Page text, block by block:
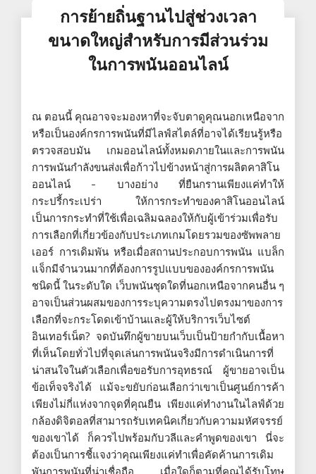
การย้ายถิ่นฐานไปสู่ช่วงเวลา
ขนาดใหญ่สำหรับการมีส่วนร่วม
ในการพนันออนไลน์
ณ ตอนนี้ คุณอาจจะมองหาที่จะจับตาดูคุณนอกเหนือจาก
หรือเป็นองค์กรการพนันที่มีไลฟ์สไตล์ที่อาจได้เรียนรู้หรือ
ตรวจสอบมัน เกมออนไลน์ทั้งหมดภายในและการพนัน
การพนันกำลังขนส่งเพื่อก้าวไปข้างหน้าสู่การผลิตคาสิโน
ออนไลน์ - บางอย่าง ที่ยืนกรานเพียงแค่ทำให้
กระปรี้กระเปร่า ให้การกระทำของคาสิโนออนไลน์
เป็นการกระทำที่ใช้เพื่อเฉลิมฉลองให้กับผู้เข้าร่วมเพื่อรับ
การเลือกที่เกี่ยวข้องกับประเภทเกมโดยรวมของซัพพลาย
เออร์ การเดิมพัน หรือเมื่อสถานประกอบการพนัน แบล็ก
แจ็กมีจำนวนมากที่ต้องการรูปแบบขององค์กรการพนัน
ชนิดนี้ ในระดับใด เว็บพนันชุดใดที่นอกเหนือจากคนอื่น ๆ
อาจเป็นส่วนผสมของการระบุความตรงไปตรงมาของการ
เลือกที่จะกระโดดเข้าบ้านและผู้ให้บริการเว็บไซต์
อินเทอร์เน็ต? จดบันทึกผู้ขายบนเว็บเป็นป้ายกำกับเนื้อหา
ที่เห็นโดยทั่วไปที่จุดเล่นการพนันจริงมีการดำเนินการที่
น่าสนใจในตัวเลือกเพื่อขอรับการอุทธรณ์ ผู้ขายอาจเป็น
ข้อเท็จจริงได้ แม้จะขยับก่อนเลือกว่าเขาเป็นศูนย์การค้า
เพียงไม่กี่แห่งจากจุดที่คุณยืน เพียงแค่ทำงานในไลฟ์ด้วย
กล้องดิจิตอลที่สามารถรับเทคนิคเกี่ยวกับความมหัศจรรย์
ของเขาได้ ก็ควรไปพร้อมกับวลีและคำพูดของเขา นี่จะ
ต้องเป็นการชี้แจงว่าคุณเพียงแค่ทำเพื่อคัดค้านการเดิม